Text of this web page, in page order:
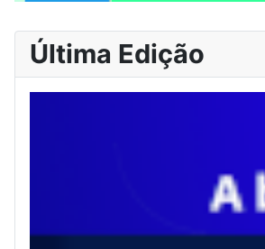
Última Edição